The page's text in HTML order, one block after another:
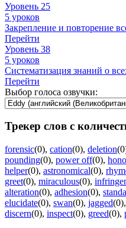
Уровень 25
5 уроков
Закрепление и повторение
Перейти
Уровень 38
5 уроков
Систематизация знаний о
Перейти
Выбор голоса озвучки:
Трекер слов с
forensic(0), cation(0), deletion
pounding(0), power off(0),
helper(0), astronomical(0),
greet(0), miraculous(0),
alteration(0), adhesion(0),
elucidate(0), swan(0), jagged(0),
discern(0), inspect(0), greed(0),